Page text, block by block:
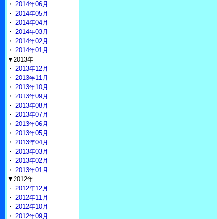
・ 2014年06月
・ 2014年05月
・ 2014年04月
・ 2014年03月
・ 2014年02月
・ 2014年01月
▼2013年
・ 2013年12月
・ 2013年11月
・ 2013年10月
・ 2013年09月
・ 2013年08月
・ 2013年07月
・ 2013年06月
・ 2013年05月
・ 2013年04月
・ 2013年03月
・ 2013年02月
・ 2013年01月
▼2012年
・ 2012年12月
・ 2012年11月
・ 2012年10月
・ 2012年09月